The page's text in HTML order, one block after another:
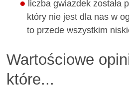
liczba gwiazdek została
który nie jest dla nas w
to przede wszystkim
Wartościowe
które...